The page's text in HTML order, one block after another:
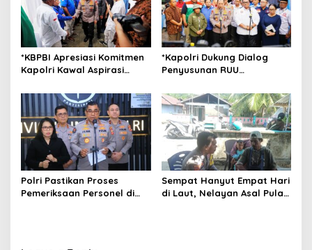
*KBPBI Apresiasi Komitmen
Kapolri Kawal Aspirasi
Ketenagakerjaan*
*Kapolri Dukung Dialog
Penyusunan RUU
Jembatan Aspirasi Buruh*
Polri Pastikan Proses
Pemeriksaan Personel di
Sempat Hanyut Empat Hari
di Laut, Nelayan Asal Pulau